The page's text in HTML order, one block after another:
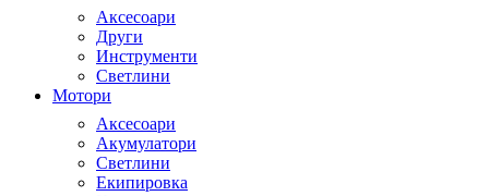
Аксесоари
Други
Инструменти
Светлини
Мотори
Аксесоари
Акумулатори
Светлини
Екипировка